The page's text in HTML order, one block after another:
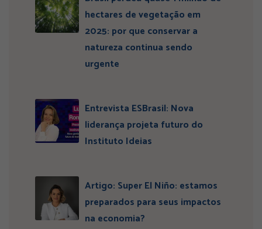
hectares de vegetação em
2025: por que conservar a
natureza continua sendo
urgente
Entrevista ESBrasil: Nova
liderança projeta futuro do
Instituto Ideias
Artigo: Super El Niño: estamos
preparados para seus impactos
na economia?